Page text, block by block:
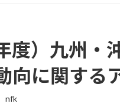
度）九州・
向に関する
nfk